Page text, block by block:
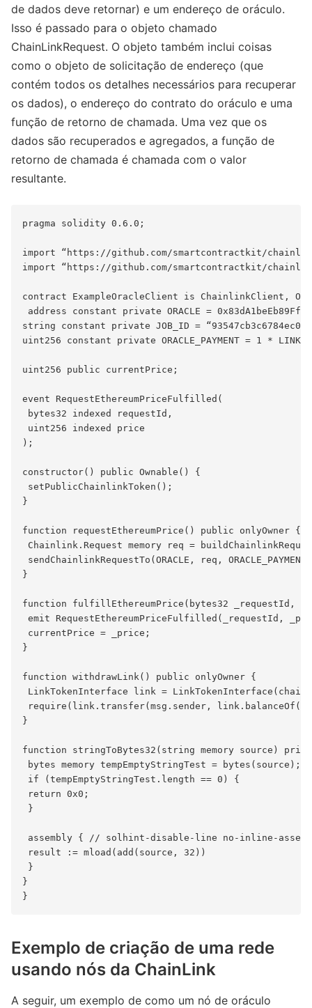
de dados deve retornar) e um endereço de oráculo.
Isso é passado para o objeto chamado
ChainLinkRequest. O objeto também inclui coisas
como o objeto de solicitação de endereço (que
contém todos os detalhes necessários para recuperar
os dados), o endereço do contrato do oráculo e uma
função de retorno de chamada. Uma vez que os
dados são recuperados e agregados, a função de
retorno de chamada é chamada com o valor
resultante.
pragma solidity 0.6.0;
import “https://github.com/smartcontractkit/
import “https://github.com/smartcontractkit/
contract ExampleOracleClient is ChainlinkClient,
address constant private ORACLE =
string constant private JOB_ID =
uint256 constant private ORACLE_PAYMENT = 1 * LINK
uint256 public currentPrice;
event RequestEthereumPriceFulfilled(
bytes32 indexed requestId,
uint256 indexed price
);
constructor() public Ownable() {
setPublicChainlinkToken();
}
function requestEthereumPrice() public onlyOwner {
Chainlink.Request memory req =
sendChainlinkRequestTo(ORACLE, req,
}
function fulfillEthereumPrice(bytes32 _requestId,
emit RequestEthereumPriceFulfilled(_requestId,
currentPrice = _price;
}
function withdrawLink() public onlyOwner {
LinkTokenInterface link =
require(link.transfer(msg.sender,
}
function stringToBytes32(string memory source)
bytes memory tempEmptyStringTest = bytes(source);
if (tempEmptyStringTest.length == 0) {
return 0x0;
}
assembly { // solhint-disable-line no-inline-
result := mload(add(source, 32))
}
}
Exemplo de criação de uma rede
usando nós da ChainLink
A seguir, um exemplo de como um nó de oráculo